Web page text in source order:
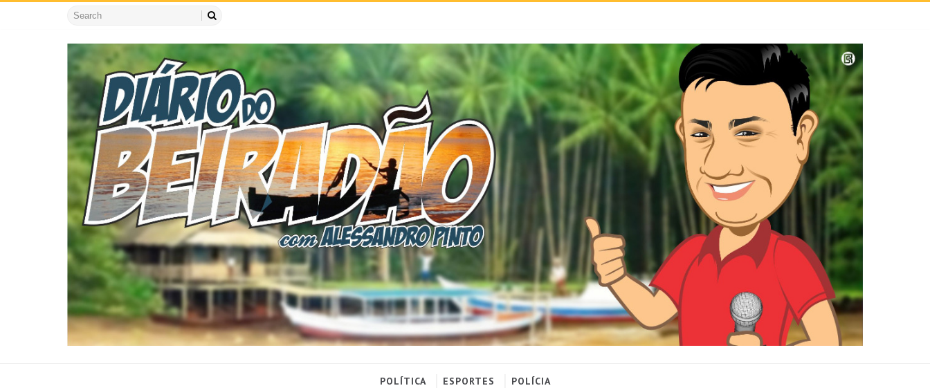
POLÍTICA ESPORTES POLÍCIA